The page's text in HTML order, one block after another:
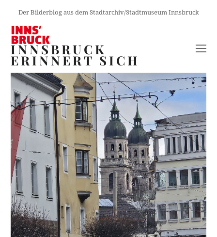
Der Bilderblog aus dem Stadtarchiv/Stadtmuseum Innsbruck
INNSBRUCK
ERINNERT SICH